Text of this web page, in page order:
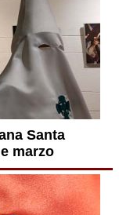
Santa
marzo